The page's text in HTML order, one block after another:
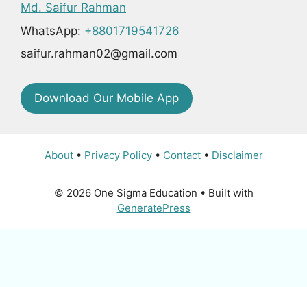
Md. Saifur Rahman
WhatsApp: +8801719541726
saifur.rahman02@gmail.com
Download Our Mobile App
About• Privacy Policy• Contact• Disclaimer
© 2026 One Sigma Education • Built with
GeneratePress